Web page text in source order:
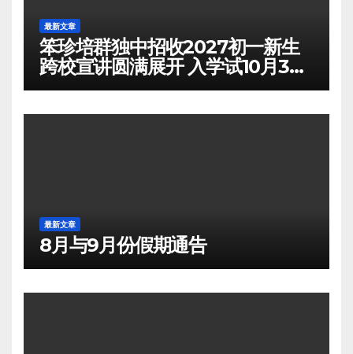
最新文章
笨珍培群独中招收2027初一新生
跨校宣讲圆满展开 入学试10月3日
举行
最新文章
8月与9月份假期通告